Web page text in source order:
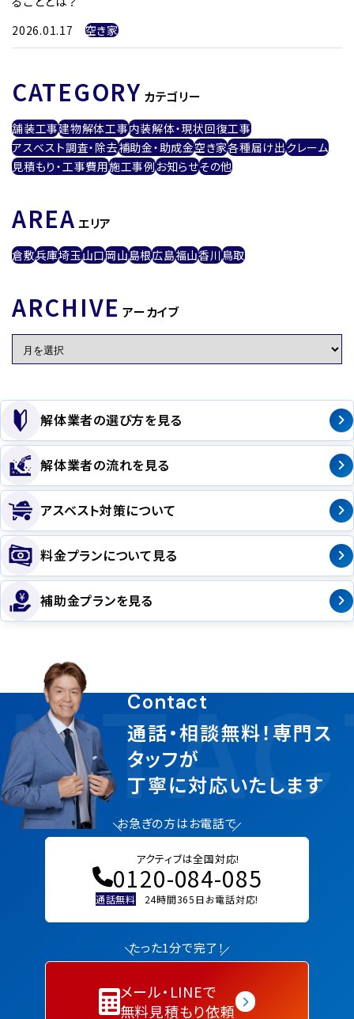
2026.01.17 空き家
CATEGORY カテゴリー
舗装工事建物解体工事内装解体・現状回復工事
アスベスト調査・除去補助金・助成金空き家各種届け出クレーム
見積もり・工事費用施工事例お知らせその他
AREA エリア
倉敷兵庫埼玉山口岡山島根広島福山香川鳥取
ARCHIVE アーカイブ
解体業者の選び方を見る
解体業者の流れを見る
アスベスト対策について
料金プランについて見る
補助金プランを見る
Contact
通話・相談無料！専門ス
タッフが
丁寧に対応いたします
お急ぎの方はお電話で
アクティブは全国対応!
0120-084-085
通話無料 24時間365日お電話対応!
たった1分で完了！
メール・LINEで
無料見積もり依頼